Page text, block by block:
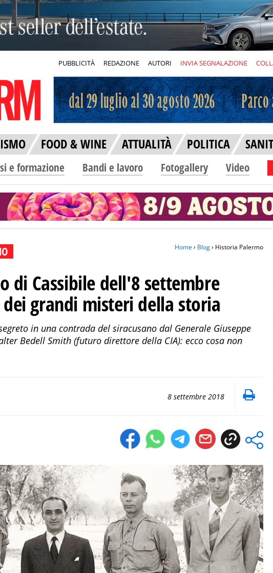
PUBBLICITÀ REDAZIONE AUTORI INVIA SEGNALAZIONE
FOOD & WINE ATTUALITÀ POLITICA
e formazione Bandi e lavoro Fotogallery Video
Home› Blog› Historia Palermo
di Cassibile dell'8 settembre
grandi misteri della storia
in una contrada del siracusano dal Generale Giuseppe
Bedell Smith (futuro direttore della CIA): ecco cosa non
8 settembre 2018